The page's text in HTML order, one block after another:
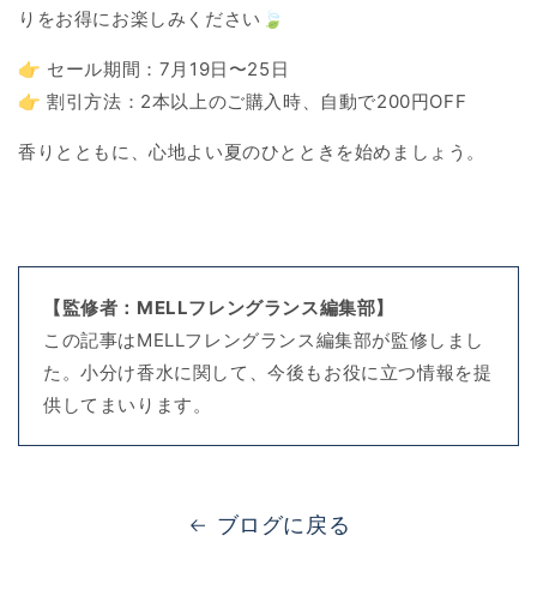
りをお得にお楽しみください🍃
👉 セール期間：7月19日〜25日
👉 割引方法：2本以上のご購入時、自動で200円OFF
香りとともに、心地よい夏のひとときを始めましょう。
【監修者：MELLフレングランス編集部】
この記事はMELLフレングランス編集部が監修しまし
た。小分け香水に関して、今後もお役に立つ情報を提
供してまいります。
ブログに戻る